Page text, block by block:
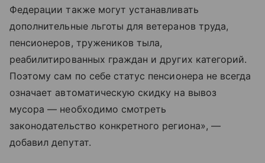
Федерации также могут устанавливать
дополнительные льготы для ветеранов труда,
пенсионеров, тружеников тыла,
реабилитированных граждан и других категорий.
Поэтому сам по себе статус пенсионера не всегда
означает автоматическую скидку на вывоз
мусора — необходимо смотреть
законодательство конкретного региона», —
добавил депутат.